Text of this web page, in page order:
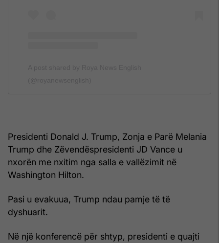
Presidenti Donald J. Trump, Zonja e Parë Melania
Trump dhe Zëvendëspresidenti JD Vance u
nxorën me nxitim nga salla e vallëzimit në
Washington Hilton.
Pasi u evakuua, Trump ndau pamje të të
dyshuarit.
Në një konferencë për shtyp, presidenti e quajti